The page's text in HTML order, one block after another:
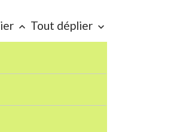
keyboard_arrow_up Tout déplier keyboard_arrow_down